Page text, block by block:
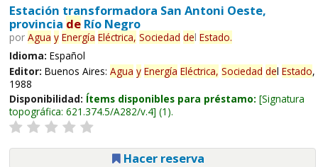
Estación transformadora San Antoni Oeste,
provincia deRío Negro
por Agua y Energía Eléctrica, Sociedad del Estado.
Idioma: Español
Editor: Buenos Aires: Agua y Energía Eléctrica, Sociedad del Estado,
1988
Disponibilidad: Ítems disponibles para préstamo: Signatura
topográfica: 621.374.5/A282/v.4 (1).
Hacer reserva